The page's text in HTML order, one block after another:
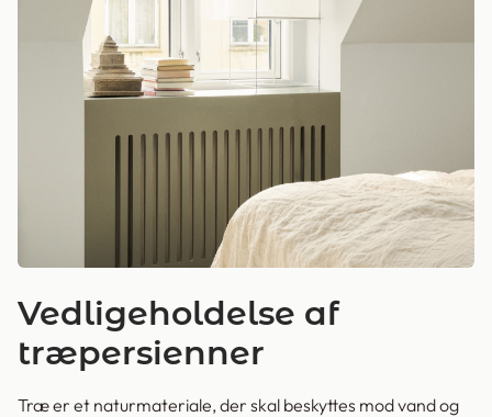
Vedligeholdelse af
træpersienner
Træ er et naturmateriale, der skal beskyttes mod vand og